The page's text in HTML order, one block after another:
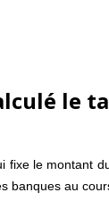
le
fixe le montant
banques au